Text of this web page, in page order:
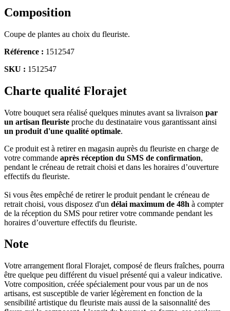
Composition
Coupe de plantes au choix du fleuriste.
Référence : 1512547
SKU : 1512547
Charte qualité Florajet
Votre bouquet sera réalisé quelques minutes avant sa livraison par
un artisan fleuriste proche du destinataire vous garantissant ainsi
un produit d'une qualité optimale.
Ce produit est à retirer en magasin auprès du fleuriste en charge de
votre commande après réception du SMS de confirmation,
pendant le créneau de retrait choisi et dans les horaires d’ouverture
effectifs du fleuriste.
Si vous êtes empêché de retirer le produit pendant le créneau de
retrait choisi, vous disposez d'un délai maximum de 48h à compter
de la réception du SMS pour retirer votre commande pendant les
horaires d’ouverture effectifs du fleuriste.
Note
Votre arrangement floral Florajet, composé de fleurs fraîches, pourra
être quelque peu différent du visuel présenté qui a valeur indicative.
Votre composition, créée spécialement pour vous par un de nos
artisans, est susceptible de varier légèrement en fonction de la
sensibilité artistique du fleuriste mais aussi de la saisonnalité des